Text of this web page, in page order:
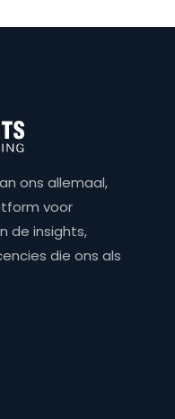
ons allemaal,
voor
de insights,
die ons als